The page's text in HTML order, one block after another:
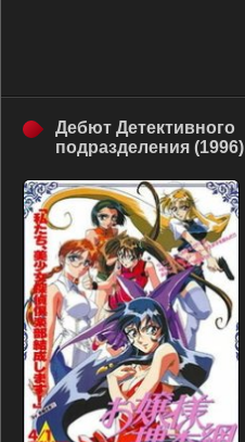
Дебют Детективного
подразделения (1996)